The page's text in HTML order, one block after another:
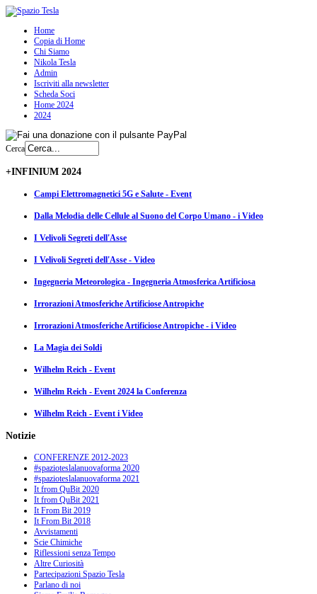
Home
Copia di Home
Chi Siamo
Nikola Tesla
Admin
Iscriviti alla newsletter
Scheda Soci
Home 2024
2024
Cerca
+INFINIUM 2024
Campi Elettromagnetici 5G e Salute - Event
Dalla Melodia delle Cellule al Suono del Corpo Umano - i Video
I Velivoli Segreti dell'Asse
I Velivoli Segreti dell'Asse - Video
Ingegneria Meteorologica - Ingegneria Atmosferica Artificiosa
Irrorazioni Atmosferiche Artificiose Antropiche
Irrorazioni Atmosferiche Artificiose Antropiche - i Video
La Magia dei Soldi
Wilhelm Reich - Event
Wilhelm Reich - Event 2024 la Conferenza
Wilhelm Reich - Event i Video
Notizie
CONFERENZE 2012-2023
#spazioteslalanuovaforma 2020
#spazioteslalanuovaforma 2021
It from QuBit 2020
It from QuBit 2021
It From Bit 2019
It From Bit 2018
Avvistamenti
Scie Chimiche
Riflessioni senza Tempo
Altre Curiosità
Partecipazioni Spazio Tesla
Parlano di noi